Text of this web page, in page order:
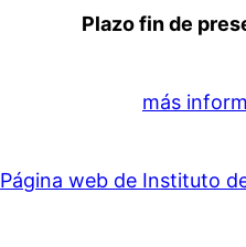
Plazo fin de
más
Página web de Instituto